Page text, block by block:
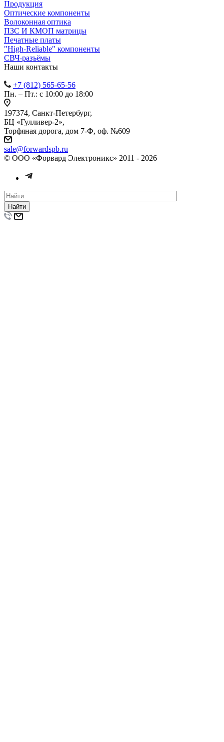
Продукция
Оптические компоненты
Волоконная оптика
ПЗС И КМОП матрицы
Печатные платы
"High-Reliable" компоненты
СВЧ-разъёмы
Наши контакты
+7 (812) 565-65-56
Пн. – Пт.: с 10:00 до 18:00
197374, Санкт-Петербург,
БЦ «Гулливер-2»,
Торфяная дорога, дом 7-Ф, оф. №609
sale@forwardspb.ru
© ООО «Форвард Электроникс» 2011 - 2026
Найти